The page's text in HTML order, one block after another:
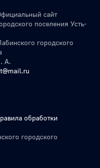
сайт
поселения Усть-
городского
А.
обработки
городского